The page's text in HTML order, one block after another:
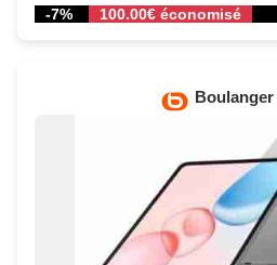
-7% 100.00€ économisé
Boulanger